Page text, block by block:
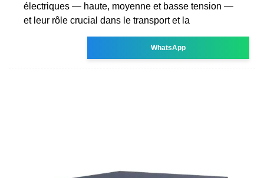
électriques — haute, moyenne et basse tension —
et leur rôle crucial dans le transport et la
WhatsApp